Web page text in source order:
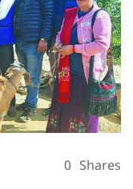
0 Shares